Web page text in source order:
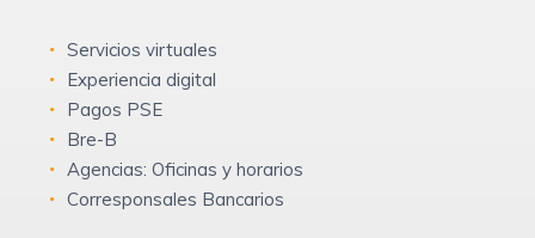
Servicios virtuales
Experiencia digital
Pagos PSE
Bre-B
Agencias: Oficinas y horarios
Corresponsales Bancarios